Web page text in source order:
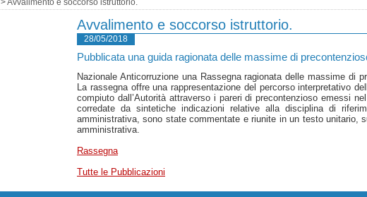
> Avvalimento e soccorso istruttorio.
Avvalimento e soccorso istruttorio.
28/05/2018
Pubblicata una guida ragionata delle massime di
Nazionale Anticorruzione una Rassegna ragionata delle massime di
La rassegna offre una rappresentazione del percorso interpretativo
compiuto dall’Autorità attraverso i pareri di precontenzioso emessi
corredate da sintetiche indicazioni relative alla disciplina di
amministrativa, sono state commentate e riunite in un testo unitario,
amministrativa.
Rassegna
Tutte le Pubblicazioni